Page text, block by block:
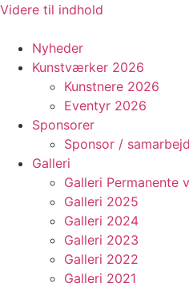
Videre til indhold
Nyheder
Kunstværker 2026
Kunstnere 2026
Eventyr 2026
Sponsorer
Sponsor /
Galleri
Galleri Permanente
Galleri 2025
Galleri 2024
Galleri 2023
Galleri 2022
Galleri 2021